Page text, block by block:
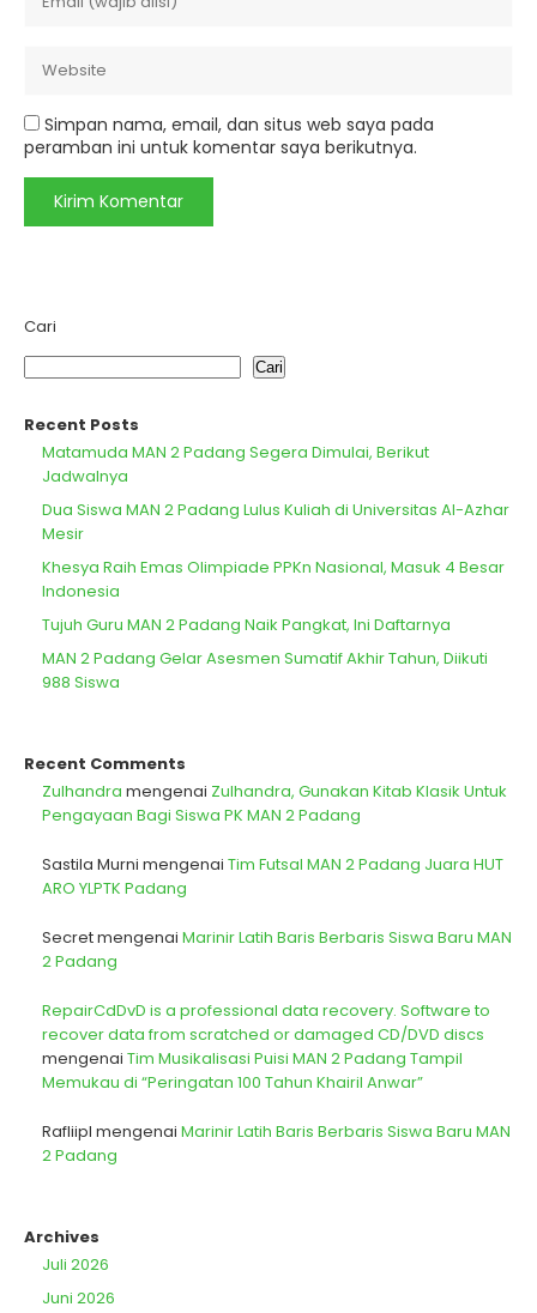
Simpan nama, email, dan situs web saya pada
peramban ini untuk komentar saya berikutnya.
Cari
Cari
Recent Posts
Matamuda MAN 2 Padang Segera Dimulai, Berikut
Jadwalnya
Dua Siswa MAN 2 Padang Lulus Kuliah di Universitas Al-Azhar
Mesir
Khesya Raih Emas Olimpiade PPKn Nasional, Masuk 4 Besar
Indonesia
Tujuh Guru MAN 2 Padang Naik Pangkat, Ini Daftarnya
MAN 2 Padang Gelar Asesmen Sumatif Akhir Tahun, Diikuti
988 Siswa
Recent Comments
Zulhandra mengenai Zulhandra, Gunakan Kitab Klasik Untuk
Pengayaan Bagi Siswa PK MAN 2 Padang
Sastila Murni mengenai Tim Futsal MAN 2 Padang Juara HUT
ARO YLPTK Padang
Secretmengenai Marinir Latih Baris Berbaris Siswa Baru MAN
2 Padang
RepairCdDvD is a professional data recovery. Software to
recover data from scratched or damaged CD/DVD discs
mengenai Tim Musikalisasi Puisi MAN 2 Padang Tampil
Memukau di “Peringatan 100 Tahun Khairil Anwar”
Rafliipl mengenai Marinir Latih Baris Berbaris Siswa Baru MAN
2 Padang
Archives
Juli 2026
Juni 2026